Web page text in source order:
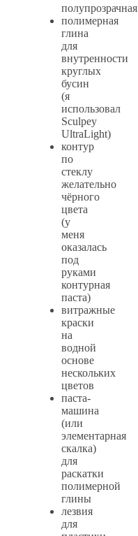
полупрозрачная
полимерная
глина
для
внутренности
круглых
бусин
(я
использовал
Sculpey
UltraLight)
контур
по
стеклу
желательно
чёрного
цвета
(у
меня
оказалась
под
руками
контурная
паста)
витражные
краски
на
водной
основе
нескольких
цветов
паста-
машина
(или
элементарная
скалка)
для
раскатки
полимерной
глины
лезвия
для